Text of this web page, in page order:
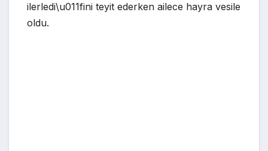
ilerledi\u011fini teyit ederken ailece hayra vesile
oldu.